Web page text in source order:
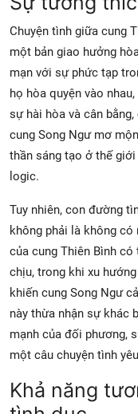
Chuyện tình giữa cung
một bản giao hưởng
mạn với sự phức tạp
họ hòa quyện vào
sự hài hòa và cân
cung Song Ngư mơ
thần sáng tạo ở thế
logic.
Tuy nhiên, con đường
không phải là không
của cung Thiên Bình
chịu, trong khi xu
khiến cung Song Ngư
này thừa nhận sự khác
mạnh của đối phương,
một câu chuyện tình
Khả năng